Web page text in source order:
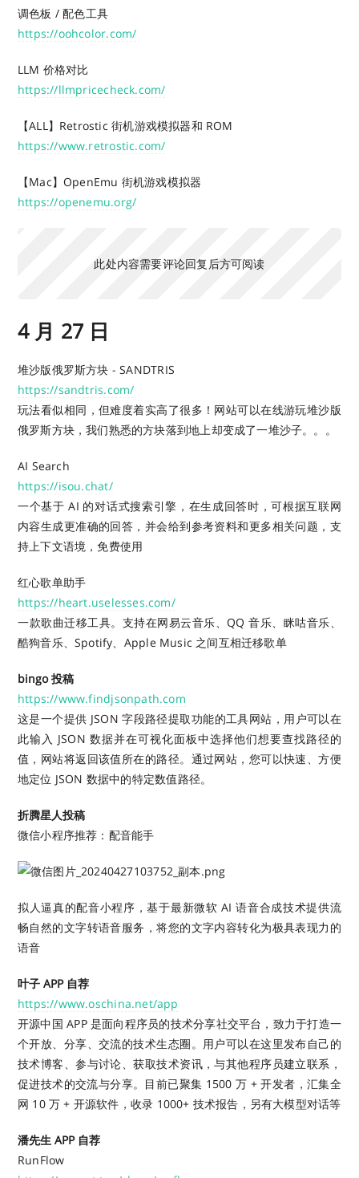
调色板 / 配色工具
https://oohcolor.com/
LLM 价格对比
https://llmpricecheck.com/
【ALL】Retrostic 街机游戏模拟器和 ROM
https://www.retrostic.com/
【Mac】OpenEmu 街机游戏模拟器
https://openemu.org/
此处内容需要评论回复后方可阅读
4 月 27 日
堆沙版俄罗斯方块 - SANDTRIS
https://sandtris.com/
玩法看似相同，但难度着实高了很多！网站可以在线游玩堆沙版
俄罗斯方块，我们熟悉的方块落到地上却变成了一堆沙子。。。
AI Search
https://isou.chat/
一个基于 AI 的对话式搜索引擎，在生成回答时，可根据互联网
内容生成更准确的回答，并会给到参考资料和更多相关问题，支
持上下文语境，免费使用
红心歌单助手
https://heart.uselesses.com/
一款歌曲迁移工具。支持在网易云音乐、QQ 音乐、眯咕音乐、
酷狗音乐、Spotify、Apple Music 之间互相迁移歌单
bingo 投稿
https://www.findjsonpath.com
这是一个提供 JSON 字段路径提取功能的工具网站，用户可以在
此输入 JSON 数据并在可视化面板中选择他们想要查找路径的
值，网站将返回该值所在的路径。通过网站，您可以快速、方便
地定位 JSON 数据中的特定数值路径。
折腾星人投稿
微信小程序推荐：配音能手
拟人逼真的配音小程序，基于最新微软 AI 语音合成技术提供流
畅自然的文字转语音服务，将您的文字内容转化为极具表现力的
语音
叶子 APP 自荐
https://www.oschina.net/app
开源中国 APP 是面向程序员的技术分享社交平台，致力于打造一
个开放、分享、交流的技术生态圈。用户可以在这里发布自己的
技术博客、参与讨论、获取技术资讯，与其他程序员建立联系，
促进技术的交流与分享。目前已聚集 1500 万 + 开发者，汇集全
网 10 万 + 开源软件，收录 1000+ 技术报告，另有大模型对话等
潘先生 APP 自荐
RunFlow